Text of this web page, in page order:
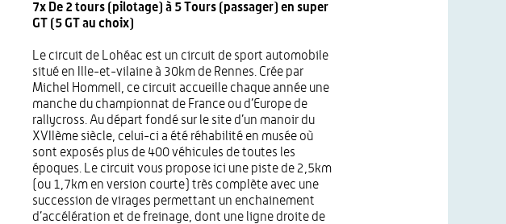
7x De 2 tours (pilotage) à 5 Tours (passager) en super
GT (5 GT au choix)
Le circuit de Lohéac est un circuit de sport automobile
situé en Ille-et-vilaine à 30km de Rennes. Crée par
Michel Hommell, ce circuit accueille chaque année une
manche du championnat de France ou d’Europe de
rallycross. Au départ fondé sur le site d’un manoir du
XVIIème siècle, celui-ci a été réhabilité en musée où
sont exposés plus de 400 véhicules de toutes les
époques. Le circuit vous propose ici une piste de 2,5km
(ou 1,7km en version courte) très complète avec une
succession de virages permettant un enchainement
d’accélération et de freinage, dont une ligne droite de